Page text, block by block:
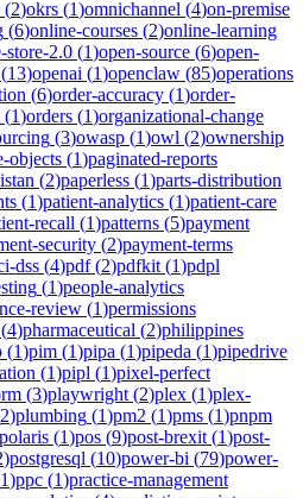
(2)okrs (1)omnichannel (4)on-premise
(6)online-courses (2)online-learning
store-2.0 (1)open-source (6)open-
(13)openai (1)openclaw (85)operations
(6)order-accuracy (1)order-
(1)orders (1)organizational-change
(3)owasp (1)owl (2)ownership
objects (1)paginated-reports
(2)paperless (1)parts-distribution
(1)patient-analytics (1)patient-care
recall (1)patterns (5)payment
security (2)payment-terms
dss (4)pdf(2)pdfkit (1)pdpl
(1)people-analytics
review (1)permissions
(4)pharmaceutical (2)philippines
(1)pim (1)pipa (1)pipeda (1)pipedrive
(1)pipl (1)pixel-perfect
(3)playwright (2)plex (1)plex-
2)plumbing (1)pm2 (1)pms (1)pnpm
polaris (1)pos (9)post-brexit (1)post-
)postgresql (10)power-bi (79)power-
1)ppc (1)practice-management